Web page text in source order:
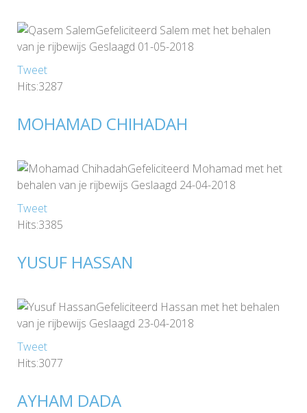
Gefeliciteerd Salem met het behalen
van je rijbewijs Geslaagd 01-05-2018
Tweet
Hits:3287
MOHAMAD CHIHADAH
Gefeliciteerd Mohamad met het
behalen van je rijbewijs Geslaagd 24-04-2018
Tweet
Hits:3385
YUSUF HASSAN
Gefeliciteerd Hassan met het behalen
van je rijbewijs Geslaagd 23-04-2018
Tweet
Hits:3077
AYHAM DADA